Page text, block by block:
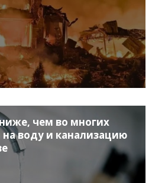
чем во многих
воду и канализацию